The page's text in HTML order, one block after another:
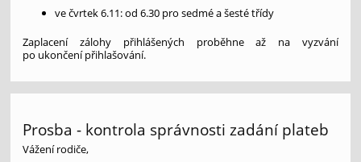
ve čvrtek 6.11: od 6.30 pro sedmé a šesté třídy
Zaplacení zálohy přihlášených proběhne až na vyzvání
po ukončení přihlašování.
Prosba - kontrola správnosti zadání plateb
Vážení rodiče,